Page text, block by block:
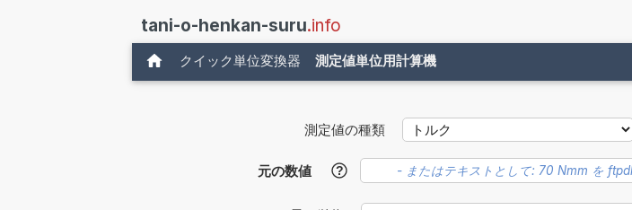
tani-o-henkan-suru.info
クイック単位変換器 測定値単位用計算機
測定値の種類
元の数値 ?